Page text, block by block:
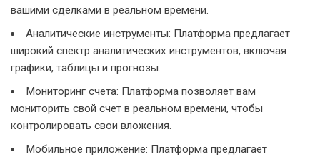
вашими сделками в реальном времени.
Аналитические инструменты: Платформа предлагает
широкий спектр аналитических инструментов, включая
графики, таблицы и прогнозы.
Мониторинг счета: Платформа позволяет вам
мониторить свой счет в реальном времени, чтобы
контролировать свои вложения.
Мобильное приложение: Платформа предлагает